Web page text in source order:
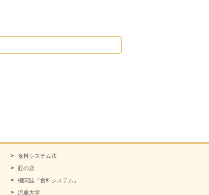
食料システム法
匠の店
機関誌『食料システム』
流通大学